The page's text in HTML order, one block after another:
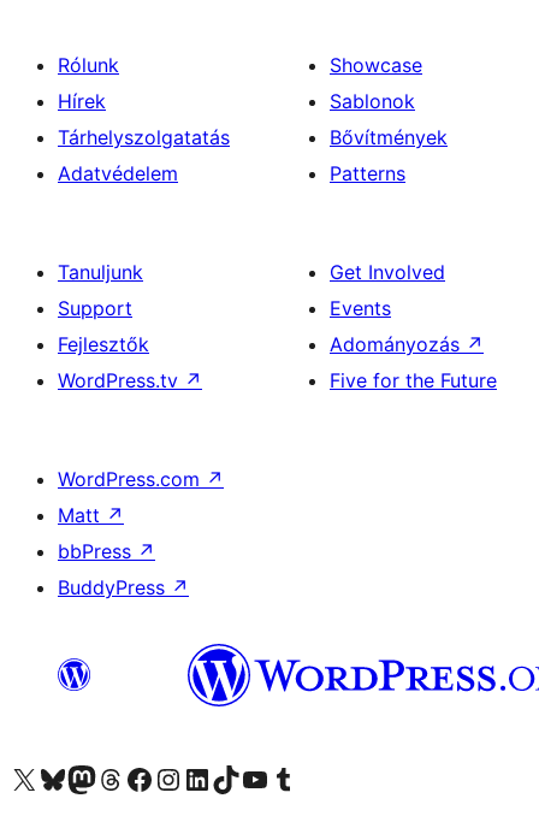
Rólunk
Hírek
Tárhelyszolgatatás
Adatvédelem
Showcase
Sablonok
Bővítmények
Patterns
Tanuljunk
Support
Fejlesztők
WordPress.tv ↗
Get Involved
Events
Adományozás ↗
Five for the Future
WordPress.com ↗
Matt ↗
bbPress ↗
BuddyPress ↗
Visit our X (formerly Twitter) account
Visit our Bluesky account
Twitter csatornánk
Visit our Threads account
Facebook oldalunk megtekintése
Visit our Instagram account
Visit our LinkedIn account
Visit our TikTok account
Visit our YouTube channel
Visit our Tumblr account